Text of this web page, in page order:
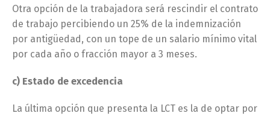
Otra opción de la trabajadora será rescindir el contrato
de trabajo percibiendo un 25% de la indemnización
por antigüedad, con un tope de un salario mínimo vital
por cada año o fracción mayor a 3 meses.
c) Estado de excedencia
La última opción que presenta la LCT es la de optar por